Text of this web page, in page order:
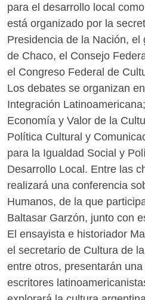
para el desarrollo local
está organizado por la
Presidencia de la Nación, el
de Chaco, el Consejo
el Congreso Federal de
Los debates se organizan
Integración
Economía y Valor de la
Política Cultural y
para la Igualdad Social y
Desarrollo Local. Entre las
realizará una conferencia
Humanos, de la que
Baltasar Garzón, junto con
El ensayista e historiador
el secretario de Cultura de
entre otros, presentarán
escritores